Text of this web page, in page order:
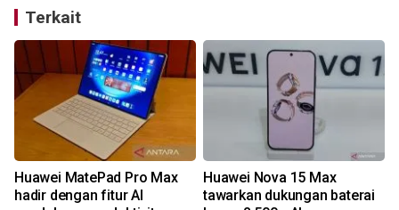
Terkait
Huawei MatePad Pro Max
hadir dengan fitur AI
Huawei Nova 15 Max
tawarkan dukungan baterai